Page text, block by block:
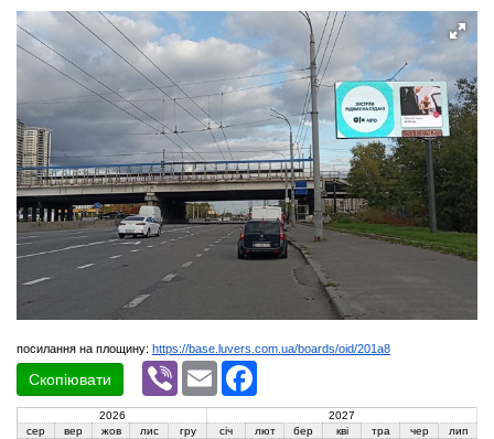
посилання на площину: https://base.luvers.com.ua/boards/oid/201a8
Скопіювати
Viber Email
2026
2027
сер
вер жов лис гру січ лют бер кві тра чер
лип